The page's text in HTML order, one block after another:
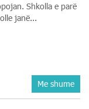
Shkolla e parë
janë...
Me shume